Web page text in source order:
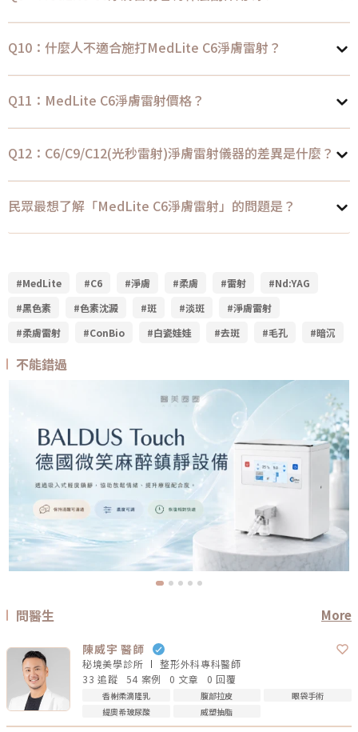
Q10：什麼人不適合施打MedLite C6淨膚雷射？
Q11：MedLite C6淨膚雷射價格？
Q12：C6/C9/C12(光秒雷射)淨膚雷射儀器的差異是什麼？
民眾最想了解「MedLite C6淨膚雷射」的問題是？
#MedLite #C6 #淨膚 #柔膚 #雷射
#Nd:YAG
#黑色素
#色素沈澱 #斑 #淡斑
#淨膚雷射
#柔膚雷射
#ConBio #白瓷娃娃 #去斑 #毛孔 #暗沉
不能錯過
問醫生 More
陳威宇 醫師
秘境美學診所 整形外科專科醫師
33 追蹤
54 案例 0 文章 0 回覆
香榭柔滴隆乳 腹部拉皮
眼袋手術
緹奧希玻尿酸
威塑抽脂